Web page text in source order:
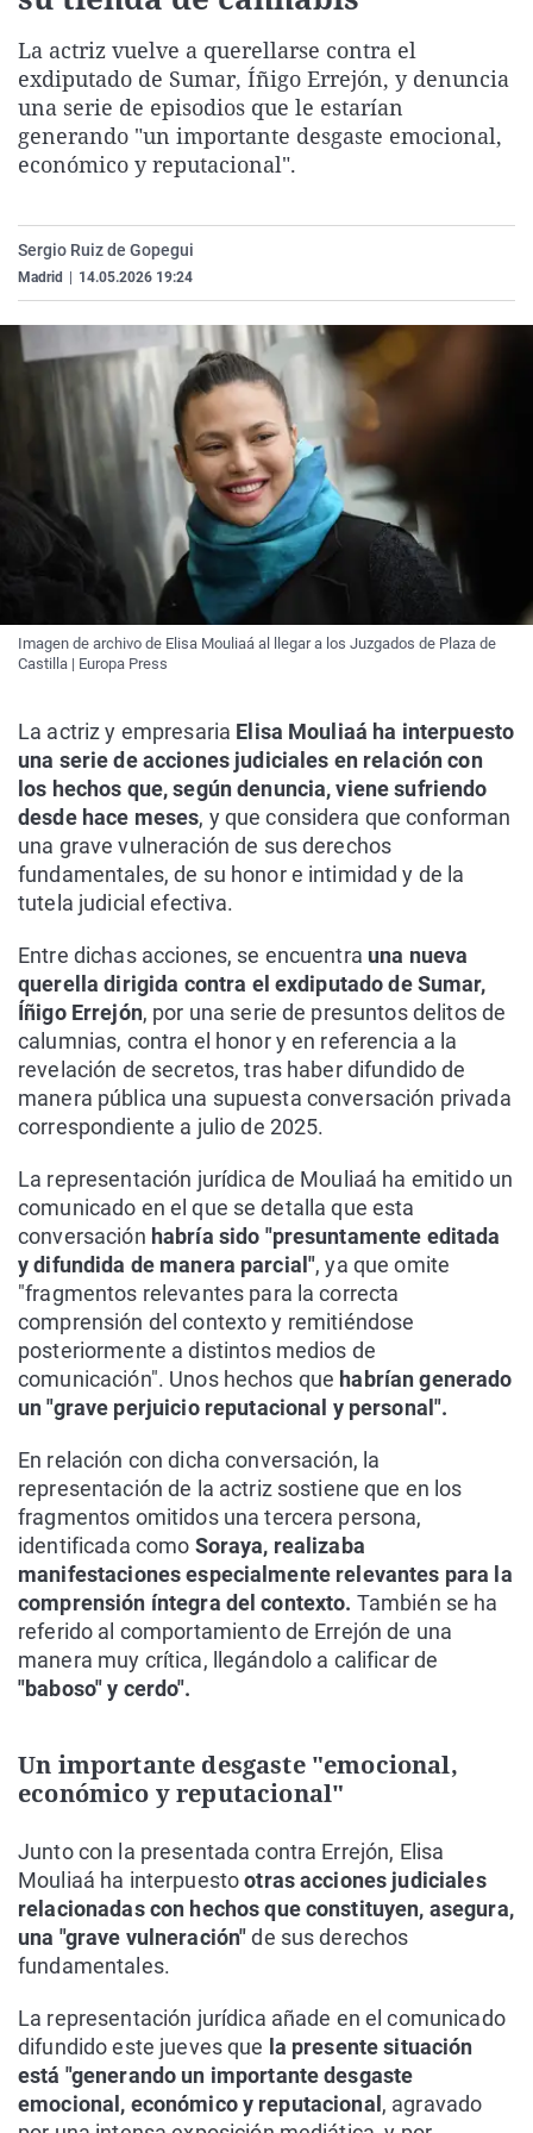
Gente viajera
Como el perro y el
Retornados
Equipo de
Operación Viuda
Galicia
La Rioja
Navarra
Televisión
Elecciones
La actriz vuelve a querellarse contra el
exdiputado de Sumar, Íñigo Errejón, y denuncia
una serie de episodios que le estarían
generando "un importante desgaste emocional,
económico y reputacional".
Sergio Ruiz de Gopegui
Madrid 14.05.2026 19:24
Imagen de archivo de Elisa Mouliaá al llegar a los Juzgados de Plaza de
Castilla | Europa Press
La actriz y empresaria Elisa Mouliaá ha interpuesto
una serie de acciones judiciales en relación con
los hechos que, según denuncia, viene sufriendo
desde hace meses, y que considera que conforman
una grave vulneración de sus derechos
fundamentales, de su honor e intimidad y de la
tutela judicial efectiva.
Entre dichas acciones, se encuentra una nueva
querella dirigida contra el exdiputado de Sumar,
Íñigo Errejón, por una serie de presuntos delitos de
calumnias, contra el honor y en referencia a la
revelación de secretos, tras haber difundido de
manera pública una supuesta conversación privada
correspondiente a julio de 2025.
La representación jurídica de Mouliaá ha emitido un
comunicado en el que se detalla que esta
conversación habría sido "presuntamente editada
y difundida de manera parcial", ya que omite
"fragmentos relevantes para la correcta
comprensión del contexto y remitiéndose
posteriormente a distintos medios de
comunicación". Unos hechos que habrían generado
un "grave perjuicio reputacional y personal".
En relación con dicha conversación, la
representación de la actriz sostiene que en los
fragmentos omitidos una tercera persona,
identificada como Soraya, realizaba
manifestaciones especialmente relevantes para la
comprensión íntegra del contexto. También se ha
referido al comportamiento de Errejón de una
manera muy crítica, llegándolo a calificar de
"baboso" y cerdo".
Un importante desgaste "emocional,
económico y reputacional"
Junto con la presentada contra Errejón, Elisa
Mouliaá ha interpuestootras acciones judiciales
relacionadas con hechos que constituyen, asegura,
una "grave vulneración"de sus derechos
fundamentales.
La representación jurídica añade en el comunicado
difundido este jueves que la presente situación
está "generando un importante desgaste
emocional, económico y reputacional , agravado